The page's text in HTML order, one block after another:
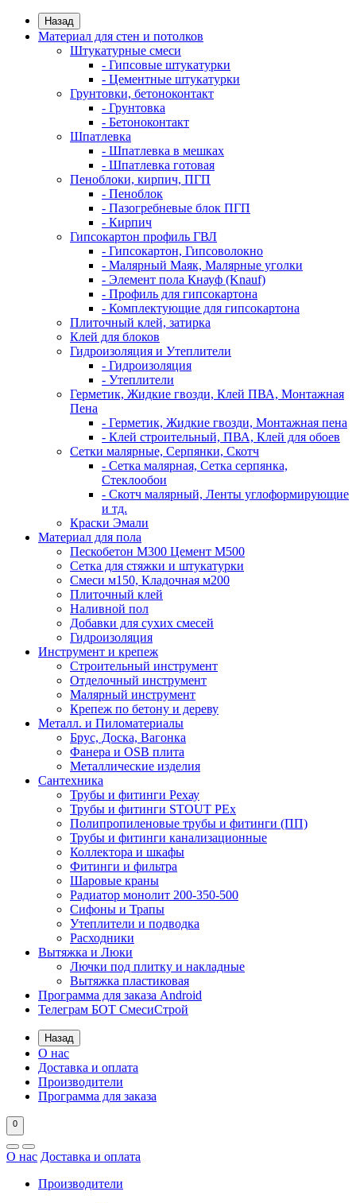
Назад
Материал для стен и потолков
Штукатурные смеси
- Гипсовые штукатурки
- Цементные штукатурки
Грунтовки, бетоноконтакт
- Грунтовка
- Бетоноконтакт
Шпатлевка
- Шпатлевка в мешках
- Шпатлевка готовая
Пеноблоки, кирпич, ПГП
- Пеноблок
- Пазогребневые блок ПГП
- Кирпич
Гипсокартон профиль ГВЛ
- Гипсокартон, Гипсоволокно
- Малярный Маяк, Малярные уголки
- Элемент пола Кнауф (Knauf)
- Профиль для гипсокартона
- Комплектующие для гипсокартона
Плиточный клей, затирка
Клей для блоков
Гидроизоляция и Утеплители
- Гидроизоляция
- Утеплители
Герметик, Жидкие гвозди, Клей ПВА, Монтажная
Пена
- Герметик, Жидкие гвозди, Монтажная пена
- Клей строительный, ПВА, Клей для обоев
Сетки малярные, Серпянки, Скотч
- Сетка малярная, Сетка серпянка,
Стеклообои
- Скотч малярный, Ленты углоформирующие
и тд.
Краски Эмали
Материал для пола
Пескобетон М300 Цемент М500
Сетка для стяжки и штукатурки
Смеси м150, Кладочная м200
Плиточный клей
Наливной пол
Добавки для сухих смесей
Гидроизоляция
Инструмент и крепеж
Строительный инструмент
Отделочный инструмент
Малярный инструмент
Крепеж по бетону и дереву
Металл. и Пиломатериалы
Брус, Доска, Вагонка
Фанера и OSB плита
Металлические изделия
Сантехника
Трубы и фитинги Рехау
Трубы и фитинги STOUT PEx
Полипропиленовые трубы и фитинги (ПП)
Трубы и фитинги канализационные
Коллектора и шкафы
Фитинги и фильтра
Шаровые краны
Радиатор монолит 200-350-500
Сифоны и Трапы
Утеплители и подводка
Расходники
Вытяжка и Люки
Лючки под плитку и накладные
Вытяжка пластиковая
Программа для заказа Android
Телеграм БОТ СмесиСтрой
Назад
О нас
Доставка и оплата
Производители
Программа для заказа
0
О нас Доставка и оплата
Производители